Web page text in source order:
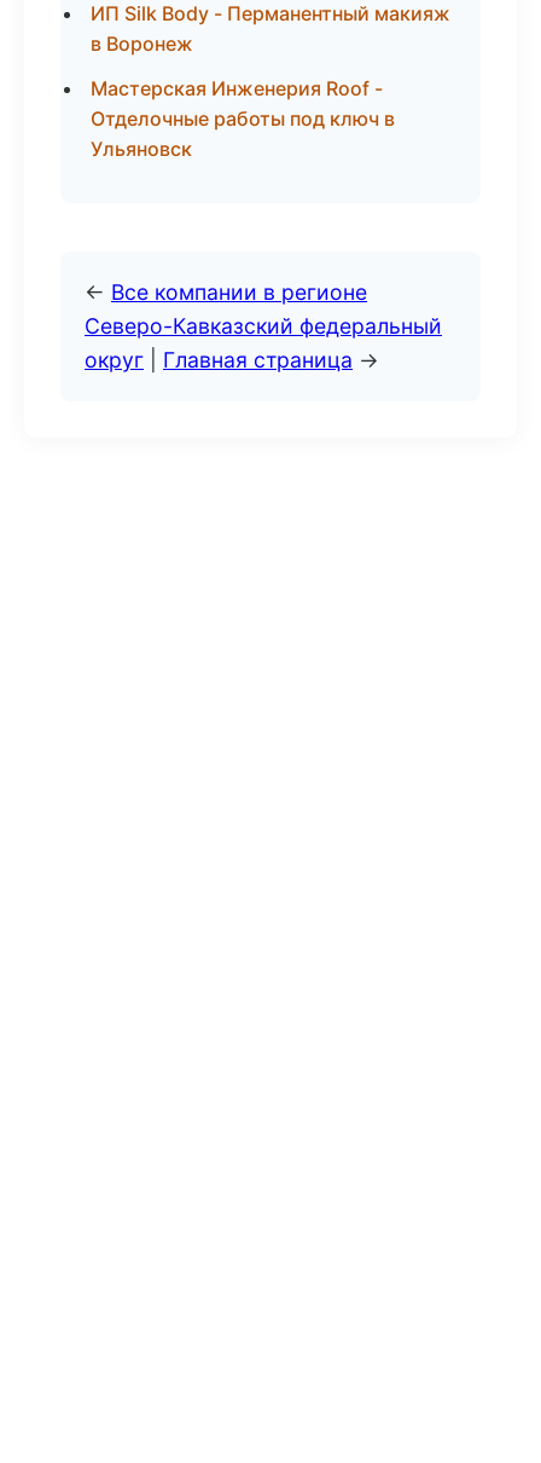
ИП Silk Body - Перманентный макияж
в Воронеж
Мастерская Инженерия Roof -
Отделочные работы под ключ в
Ульяновск
← Все компании в регионе
Северо-Кавказский федеральный
округ
Главная страница →